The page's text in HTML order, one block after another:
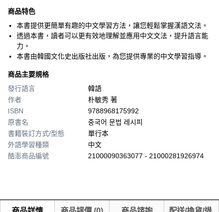
商品特色
本書提供更簡單有趣的中文學習方法，讓您輕鬆掌握漢語文法。
透過本書，讀者可以更有效地理解並應用中文文法，提升語言能
力。
本書由韓國文化史出版社出版，為您提供專業的中文學習指導。
商品主要規格
發行語言
韓語
作者
朴敏秀 著
ISBN
9788968175992
原書名
중국어 문법 레시피
書籍裝訂方式/型態
單行本
外語學習種類
中文
酷澎商品編號
21000090363077 - 21000281926974